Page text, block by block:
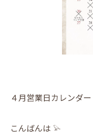
４月営業日カレンダー
こんばんは 𓅫